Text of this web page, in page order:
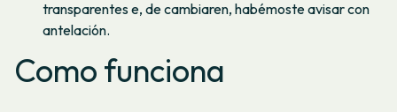
transparentes e, de cambiaren, habémoste avisar con
antelación.
Como funciona